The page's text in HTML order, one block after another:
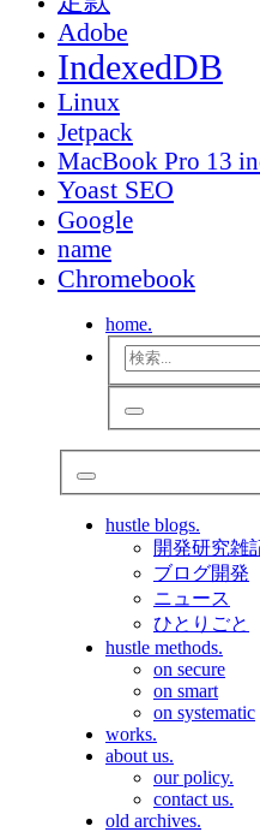
Adobe
IndexedDB
Linux
Jetpack
MacBook Pro 13
Yoast SEO
Google
name
Chromebook
home.
hustle blogs.
開発研究雑
ブログ開発
ニュース
ひとりごと
hustle methods.
on secure
on smart
on systematic
works.
about us.
our policy.
contact us.
old archives.